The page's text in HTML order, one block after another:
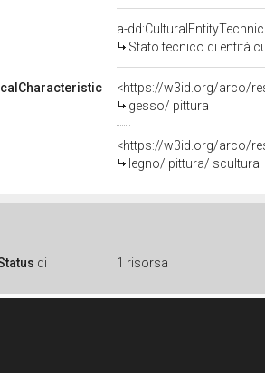
a-
Stato tecnico di entità
<https://w3id.org/arco/
gesso/ pittura
<https://w3id.org/arco/
legno/ pittura/ scultura
di 1 risorsa